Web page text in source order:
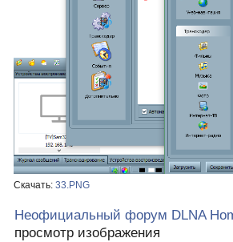
Скачать: 33.PNG
Неофициальный форум DLNA
просмотр изображения